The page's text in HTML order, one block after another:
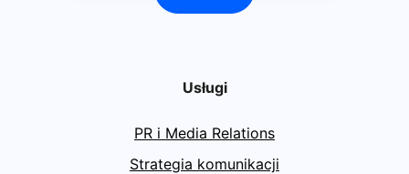
Usługi
PR i Media Relations
Strategia komunikacji